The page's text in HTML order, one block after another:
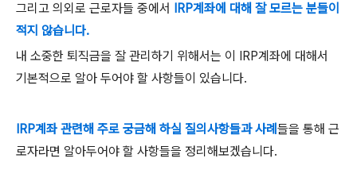
그리고 의외로 근로자들 중에서 IRP계좌에 대해 잘 모르는 분들이
적지 않습니다.
내 소중한 퇴직금을 잘 관리하기 위해서는 이 IRP계좌에 대해서
기본적으로 알아 두어야 할 사항들이 있습니다.
IRP계좌 관련해 주로 궁금해 하실 질의사항들과 사례 들을 통해 근
로자라면 알아두어야 할 사항들을 정리해보겠습니다.